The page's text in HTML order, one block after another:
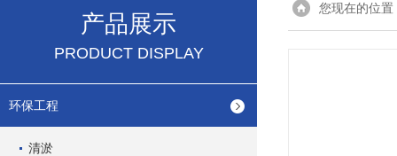
产品展示
PRODUCT DISPLAY
环保工程
清淤
您现在的位置